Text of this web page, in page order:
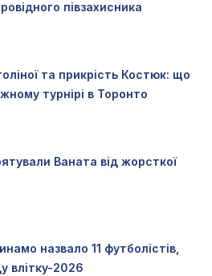
півзахисника
та прикрість Костюк: що
турнірі в Торонто
Ваната від жорсткої
назвало 11 футболістів,
влітку-2026